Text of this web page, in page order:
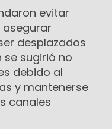
evitar
desplazados
sugirió no
debido al
y mantenerse
canales